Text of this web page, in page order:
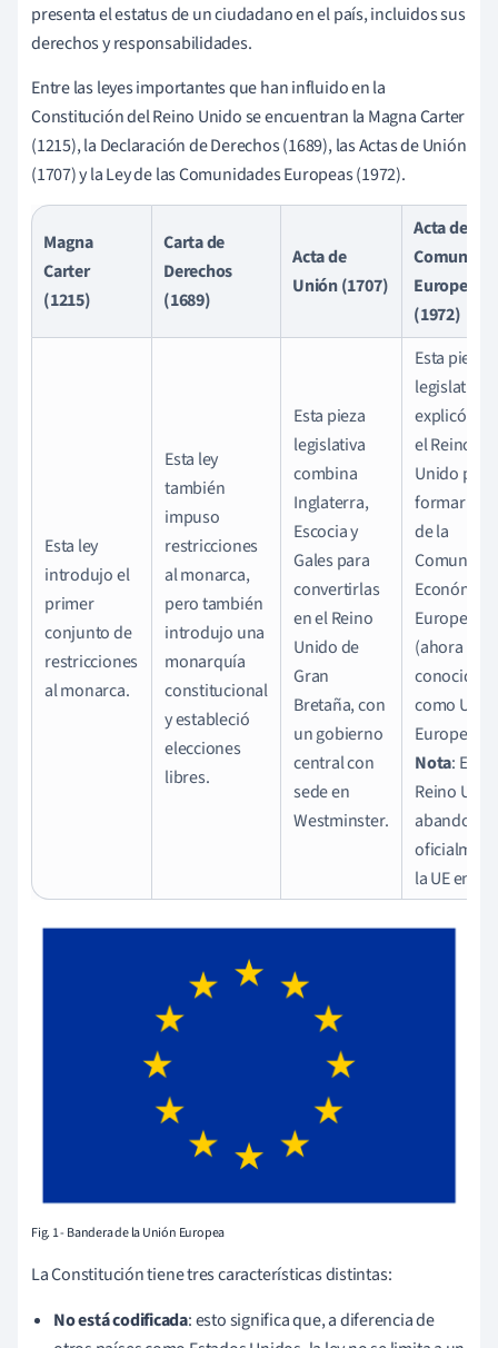
presenta el estatus de un ciudadano en el país, incluidos sus
derechos y responsabilidades.
Entre las leyes importantes que han influido en la
Constitución del Reino Unido se encuentran la Magna Carter
(1215), la Declaración de Derechos (1689), las Actas de Unión
(1707) y la Ley de las Comunidades Europeas (1972).
Magna
Carter
(1215)
Carta de
Derechos
(1689)
Acta de
Unión (1707)
Acta de las
Europeas
(1972)
Esta ley
introdujo el
primer
conjunto de
restricciones
al monarca.
Esta ley
también
impuso
restricciones
al monarca,
pero también
introdujo una
monarquía
constitucional
y estableció
elecciones
libres.
Esta pieza
legislativa
combina
Inglaterra,
Escocia y
Gales para
convertirlas
en el Reino
Unido de
Gran
Bretaña, con
un gobierno
central con
sede en
Westminster.
Esta pieza
legislativa
explicó
el Reino
Unido
formar
de la
Económica
Europea
(ahora
conocida
como
Europea).
Nota: El
Reino
abandonó
la UE en
Fig. 1 - Bandera de la Unión Europea
La Constitución tiene tres características distintas:
No está codificada: esto significa que, a diferencia de